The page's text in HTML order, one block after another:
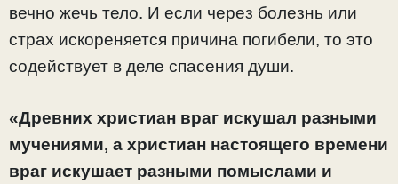
вечно жечь тело. И если через болезнь или
страх искореняется причина погибели, то это
содействует в деле спасения души.
«Древних христиан враг искушал разными
мучениями, а христиан настоящего времени
враг искушает разными помыслами и